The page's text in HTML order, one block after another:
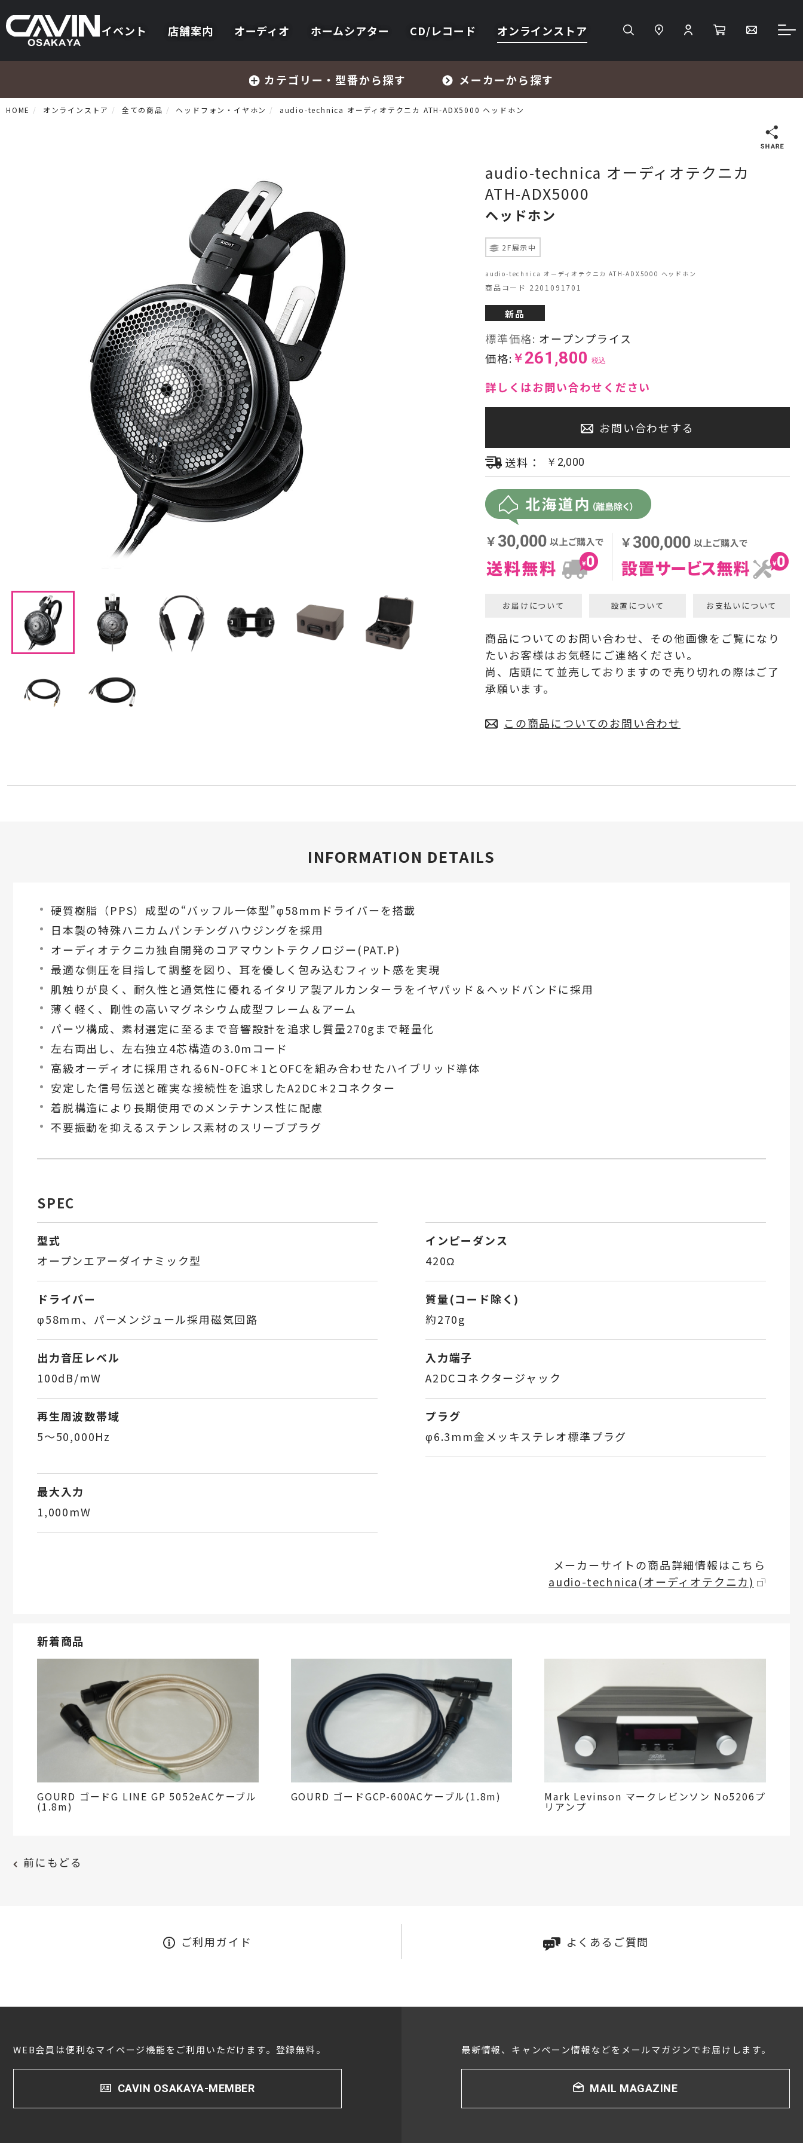
イベント 店舗案内 オーディオ ホームシアター CD/レコード オンラインストア
カテゴリー・型番から探す メーカーから探す
CDプレーヤー・レシーバー
ネットワークプレーヤー・D/Aコンバーター
レコードプレーヤー
スピーカー
オーディオアクセサリー
ヘッドフォン・イヤホン
オーディオその他
AVアンプ
HOME オンラインストア 全ての商品 ヘッドフォン・イヤホン audio-technica オーディオテクニカ ATH-ADX5000 ヘッドホン
audio-technica オーディオテクニカ
ATH-ADX5000
ヘッドホン
2F展示中
audio-technica オーディオテクニカ ATH-ADX5000 ヘッドホン
商品コード 2201091701
新品
標準価格: オープンプライス
価格: ￥ 261,800 税込
詳しくはお問い合わせください
お問い合わせする
送料： ￥ 2,000
お届けについて 設置について お支払いについて
商品についてのお問い合わせ、その他画像をご覧になり
たいお客様はお気軽にご連絡ください。
尚、店頭にて並売しておりますので売り切れの際はご了
承願います。
この商品についてのお問い合わせ
INFORMATION DETAILS
硬質樹脂（PPS）成型の“バッフル一体型”φ58mmドライバーを搭載
日本製の特殊ハニカムパンチングハウジングを採用
オーディオテクニカ独自開発のコアマウントテクノロジー(PAT.P)
最適な側圧を目指して調整を図り、耳を優しく包み込むフィット感を実現
肌触りが良く、耐久性と通気性に優れるイタリア製アルカンターラをイヤパッド＆ヘッドバンドに採用
薄く軽く、剛性の高いマグネシウム成型フレーム＆アーム
パーツ構成、素材選定に至るまで音響設計を追求し質量270gまで軽量化
左右両出し、左右独立4芯構造の3.0mコード
高級オーディオに採用される6N-OFC＊1とOFCを組み合わせたハイブリッド導体
安定した信号伝送と確実な接続性を追求したA2DC＊2コネクター
着脱構造により長期使用でのメンテナンス性に配慮
不要振動を抑えるステンレス素材のスリーブプラグ
SPEC
型式
オープンエアーダイナミック型
ドライバー
φ58mm、パーメンジュール採用磁気回路
出力音圧レベル
100dB/mW
再生周波数帯域
5～50,000Hz
最大入力
1,000mW
インピーダンス
420Ω
質量(コード除く)
約270g
入力端子
A2DCコネクタージャック
プラグ
φ6.3mm金メッキステレオ標準プラグ
メーカーサイトの商品詳細情報はこちら
audio-technica(オーディオテクニカ)
新着商品
GOURD ゴードG LINE GP 5052eACケーブル
(1.8m)
GOURD ゴードGCP-600ACケーブル(1.8m) Mark Levinson マークレビンソン No5206プ
リアンプ
前にもどる
ご利用ガイド よくあるご質問
WEB会員は便利なマイページ機能をご利用いただけます。登録無料。
CAVIN OSAKAYA-MEMBER
最新情報、キャンペーン情報などをメールマガジンでお届けします。
MAIL MAGAZINE